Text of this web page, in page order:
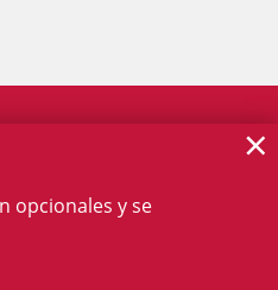
opcionales y se
×